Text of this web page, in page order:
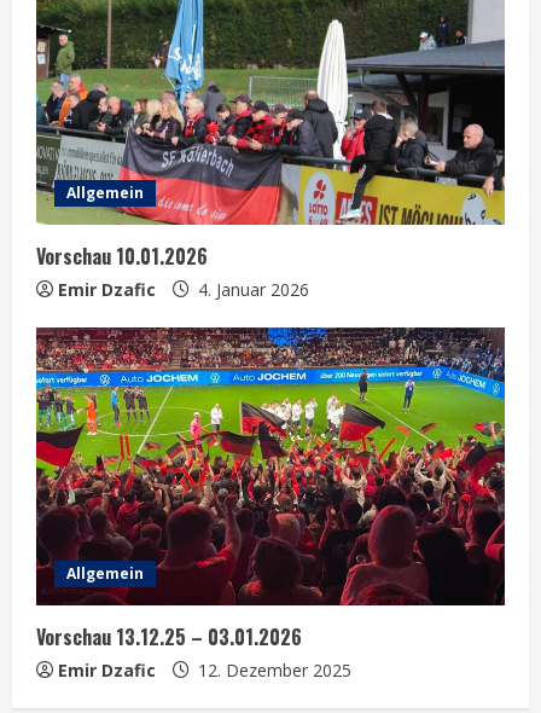
Allgemein
Vorschau 10.01.2026
Emir Dzafic 4. Januar 2026
Allgemein
Vorschau 13.12.25 – 03.01.2026
Emir Dzafic 12. Dezember 2025